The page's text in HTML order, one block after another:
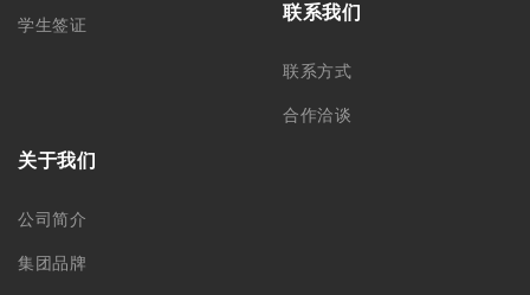
学生签证
联系我们
联系方式
合作洽谈
关于我们
公司简介
集团品牌